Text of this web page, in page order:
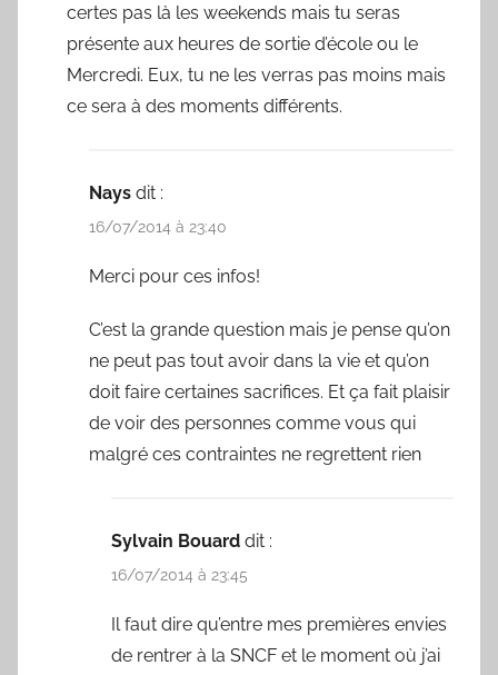
certes pas là les weekends mais tu seras
présente aux heures de sortie d’école ou le
Mercredi. Eux, tu ne les verras pas moins mais
ce sera à des moments différents.
Nays dit :
16/07/2014 à 23:40
Merci pour ces infos!
C’est la grande question mais je pense qu’on
ne peut pas tout avoir dans la vie et qu’on
doit faire certaines sacrifices. Et ça fait plaisir
de voir des personnes comme vous qui
malgré ces contraintes ne regrettent rien
Sylvain Bouard dit :
16/07/2014 à 23:45
Il faut dire qu’entre mes premières envies
de rentrer à la SNCF et le moment où j’ai